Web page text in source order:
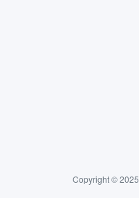
Copyright © 2025